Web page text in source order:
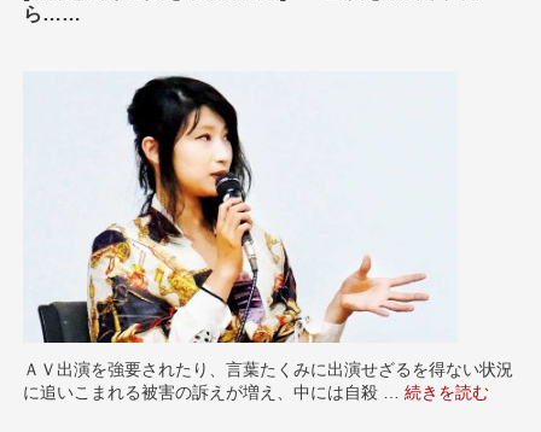
ら……
ＡＶ出演を強要されたり、言葉たくみに出演せざるを得ない状況
に追いこまれる被害の訴えが増え、中には自殺 …“[自分と周りの
続きを読む